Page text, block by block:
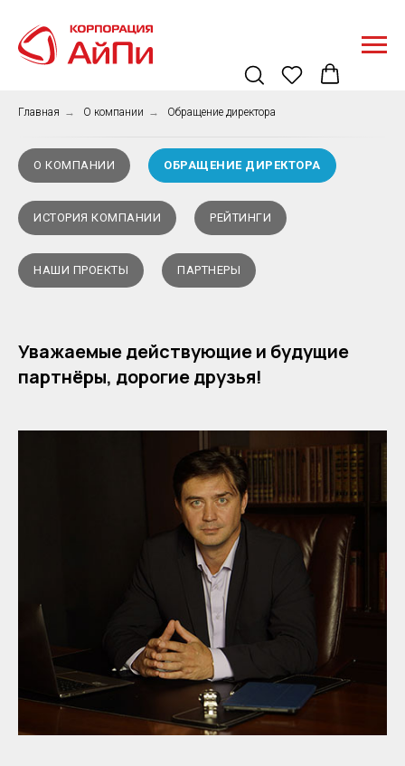
Главная → О компании → Обращение директора
О КОМПАНИИ ОБРАЩЕНИЕ ДИРЕКТОРА
ИСТОРИЯ КОМПАНИИ РЕЙТИНГИ
НАШИ ПРОЕКТЫ ПАРТНЕРЫ
Уважаемые действующие и будущие
партнёры, дорогие друзья!